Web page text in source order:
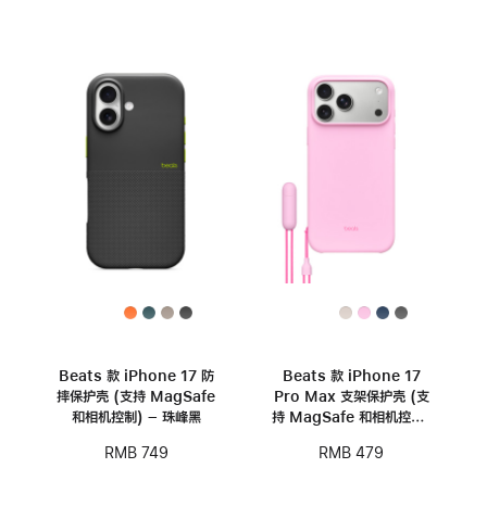
Beats 款 iPhone 17 防
摔保护壳 (支持 MagSafe
和相机控制) – 珠峰黑
RMB 749
Beats 款 iPhone 17
Pro Max 支架保护壳 (支
持 MagSafe 和相机控制)
RMB 479